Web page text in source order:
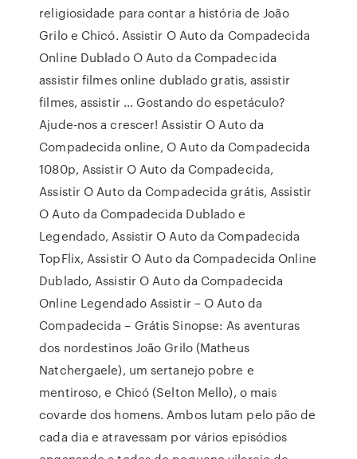
religiosidade para contar a história de João
Grilo e Chicó. Assistir O Auto da Compadecida
Online Dublado O Auto da Compadecida
assistir filmes online dublado gratis, assistir
filmes, assistir … Gostando do espetáculo?
Ajude-nos a crescer! Assistir O Auto da
Compadecida online, O Auto da Compadecida
1080p, Assistir O Auto da Compadecida,
Assistir O Auto da Compadecida grátis, Assistir
O Auto da Compadecida Dublado e
Legendado, Assistir O Auto da Compadecida
TopFlix, Assistir O Auto da Compadecida Online
Dublado, Assistir O Auto da Compadecida
Online Legendado Assistir – O Auto da
Compadecida – Grátis Sinopse: As aventuras
dos nordestinos João Grilo (Matheus
Natchergaele), um sertanejo pobre e
mentiroso, e Chicó (Selton Mello), o mais
covarde dos homens. Ambos lutam pelo pão de
cada dia e atravessam por vários episódios